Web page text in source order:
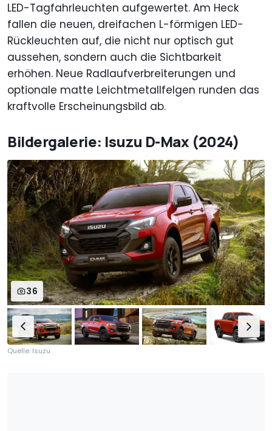
LED-Tagfahrleuchten aufgewertet. Am Heck
fallen die neuen, dreifachen L-förmigen LED-
Rückleuchten auf, die nicht nur optisch gut
aussehen, sondern auch die Sichtbarkeit
erhöhen. Neue Radlaufverbreiterungen und
optionale matte Leichtmetallfelgen runden das
kraftvolle Erscheinungsbild ab.
Bildergalerie: Isuzu D-Max (2024)
36
Quelle: Isuzu